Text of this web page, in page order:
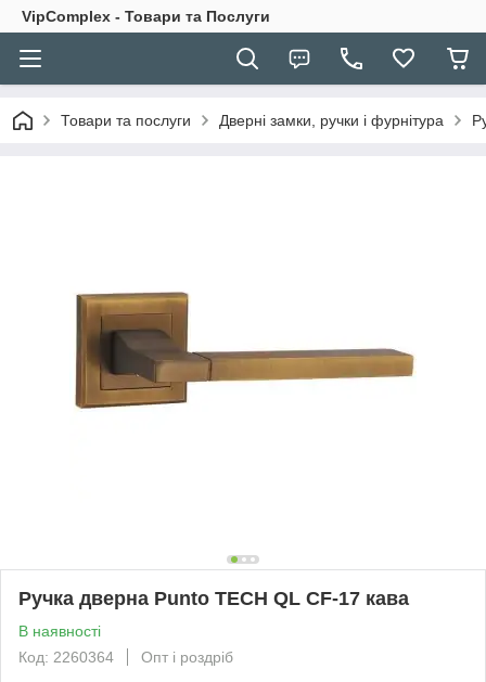
VipComplex - Товари та Послуги
Товари та послуги Дверні замки, ручки і фурнітура
Ручка дверна Punto TECH QL CF-17 кава
В наявності
Код: 2260364
Опт і роздріб